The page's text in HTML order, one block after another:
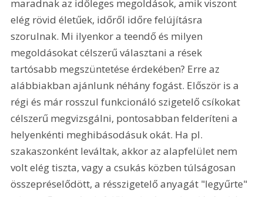
maradnak az időleges megoldások, amik viszont
elég rövid életűek, időről időre felújításra
szorulnak. Mi ilyenkor a teendő és milyen
megoldásokat célszerű választani a rések
tartósabb megszüntetése érdekében? Erre az
alábbiakban ajánlunk néhány fogást. Először is a
régi és már rosszul funkcionáló szigetelő csíkokat
célszerű megvizsgálni, pontosabban felderíteni a
helyenkénti meghibásodásuk okát. Ha pl.
szakaszonként leváltak, akkor az alapfelület nem
volt elég tiszta, vagy a csukás közben túlságosan
összepréselődött, a résszigetelő anyagát "legyűrte"